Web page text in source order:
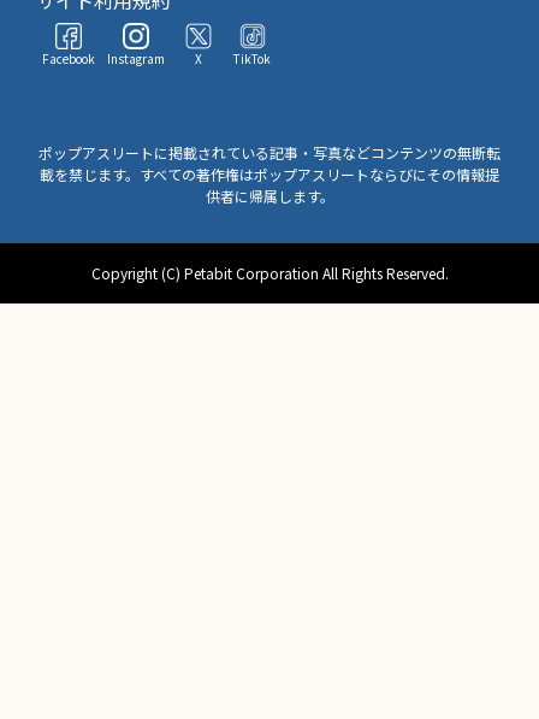
Facebook Instagram X TikTok
ポップアスリートに掲載されている記事・写真などコンテンツの無断転
載を禁じます。すべての著作権はポップアスリートならびにその情報提
供者に帰属します。
Copyright (C) Petabit Corporation All Rights Reserved.